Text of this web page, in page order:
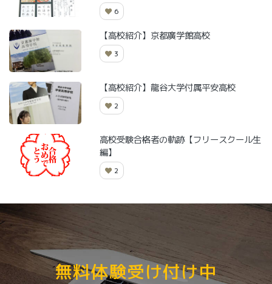
6
【高校紹介】京都廣学館高校
3
【高校紹介】龍谷大学付属平安高校
2
高校受験合格者の軌跡【フリースクール生
編】
2
無料体験受け付け中